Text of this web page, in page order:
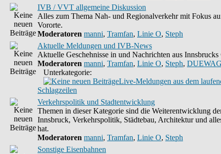
IVB / VVT allgemeine Diskussion
Alles zum Thema Nah- und Regionalverkehr mit Fokus
Vororte.
Moderatoren manni, Tramfan, Linie O, Steph
Aktuelle Meldungen und IVB-News
Aktuelle Geschehnisse in und Nachrichten aus
Moderatoren manni, Tramfan, Linie O, Steph,
Unterkategorie:
Live-Meldungen aus dem
Schlagzeilen
Verkehrspolitik und Stadtentwicklung
Themen in dieser Kategorie sind die Weiterentwicklung
Innsbruck, Verkehrspolitik, Städtebau, Architektur und
hat.
Moderatoren manni, Tramfan, Linie O, Steph
Sonstige Eisenbahnen